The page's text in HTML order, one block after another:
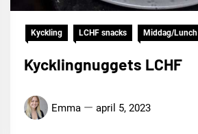
Kyckling LCHF snacks Middag/Lunch
Kycklingnuggets LCHF
Emma april 5, 2023